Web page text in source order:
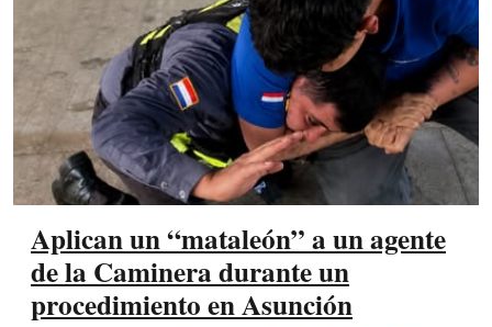
Aplican un “mataleón” a un agente
de la Caminera durante un
procedimiento en Asunción